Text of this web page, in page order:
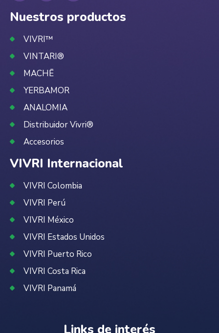
Nuestros productos
VIVRI™
VINTARI®
MACHĒ
YERBAMOR
ANALOMIA
Distribuidor Vivri®
Accesorios
VIVRI Internacional
VIVRI Colombia
VIVRI Perú
VIVRI México
VIVRI Estados Unidos
VIVRI Puerto Rico
VIVRI Costa Rica
VIVRI Panamá
Links de interés